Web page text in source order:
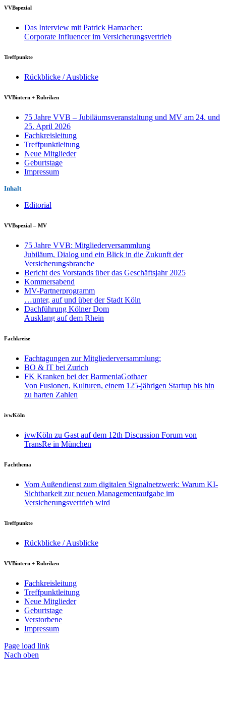
VVBspezial
Das Interview mit Patrick Hamacher:
Corporate Influencer im Versicherungsvertrieb
Treffpunkte
Rückblicke / Ausblicke
VVBintern + Rubriken
75 Jahre VVB – Jubiläumsveranstaltung und MV am 24. und
25. April 2026
Fachkreisleitung
Treffpunktleitung
Neue Mitglieder
Geburtstage
Impressum
Inhalt
Editorial
VVBspezial – MV
75 Jahre VVB: Mitgliederversammlung
Jubiläum, Dialog und ein Blick in die Zukunft der
Versicherungsbranche
Bericht des Vorstands über das Geschäftsjahr 2025
Kommersabend
MV-Partnerprogramm
…unter, auf und über der Stadt Köln
Dachführung Kölner Dom
Ausklang auf dem Rhein
Fachkreise
Fachtagungen zur Mitgliederversammlung:
BO & IT bei Zurich
FK Kranken bei der BarmeniaGothaer
Von Fusionen, Kulturen, einem 125-jährigen Startup bis hin
zu harten Zahlen
ivwKöln
ivwKöln zu Gast auf dem 12th Discussion Forum von
TransRe in München
Fachthema
Vom Außendienst zum digitalen Signalnetzwerk: Warum KI-
Sichtbarkeit zur neuen Managementaufgabe im
Versicherungsvertrieb wird
Treffpunkte
Rückblicke / Ausblicke
VVBintern + Rubriken
Fachkreisleitung
Treffpunktleitung
Neue Mitglieder
Geburtstage
Verstorbene
Impressum
Page load link
Nach oben